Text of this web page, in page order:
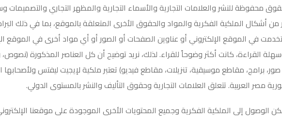
محفوظة للنشر والعلامات التجارية والأسماء التجارية والمظهر التجاري
أشكال الملكية الفكرية والمواد والحقوق الأخرى المتعلقة بالموقع، بما في ذلك
في الموقع الإلكتروني أو عناوين الصفحات أو الصور أو أي مواد أخرى في الموقع
القراءة، كانت أكثر وضوحاً للقراء. لذلك، نريد توضيح أن كل العناصر المذكورة
صور، برامج، مقاطع موسيقية، تنزيلات، مقاطع فيديو) تعتبر ملكية لإيجيت ليفتس
مصر العربية. تتعلق العلامات التجارية وحقوق التأليف والنشر بالمستوى الدولي.
الوصول إلى الملكية الفكرية وجميع المحتويات الأخرى الموجودة على موقعنا